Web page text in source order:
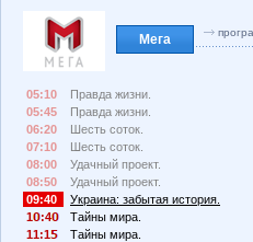
Мега
05:10
Правда жизни.
05:45
Правда жизни.
06:20
Шесть соток.
07:10
Шесть соток.
08:00
Удачный проект.
08:50
Удачный проект.
09:40
Украина: забытая история.
1
:4
Тайны мира.
11:1
Тайны мира.